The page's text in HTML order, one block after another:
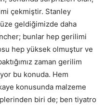
çekmiştir. Stanley
geldiğimizde daha
bunlar hep gerilimi
hep yüksek olmuştur ve
zaman gerilim
bu konuda. Hem
konusunda malzeme
biri de; ben tiyatro